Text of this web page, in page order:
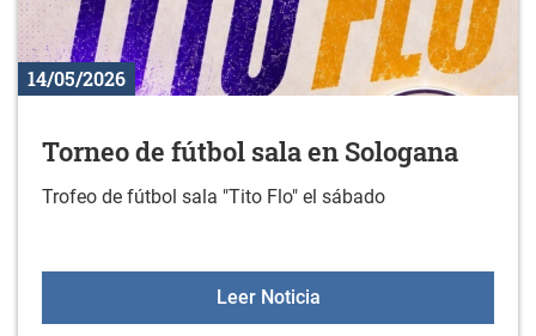
14/05/2026
Torneo de fútbol sala en Sologana
Trofeo de fútbol sala "Tito Flo" el sábado
Leer NoticiaTorneo de fútbol sala en